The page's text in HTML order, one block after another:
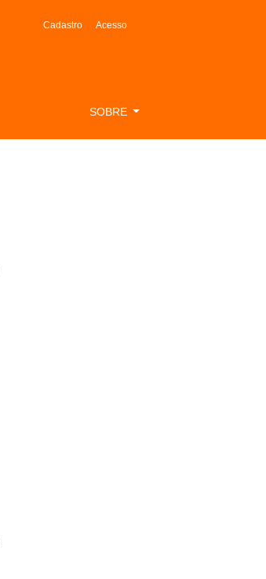
Cadastro Acesso
SOBRE